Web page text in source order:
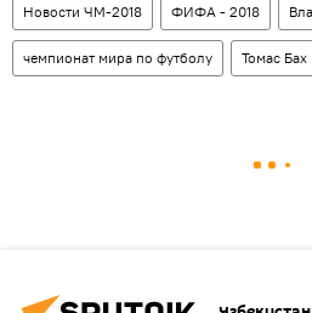
Новости ЧМ-2018 ФИФА - 2018
чемпионат мира по футболу Томас Бах